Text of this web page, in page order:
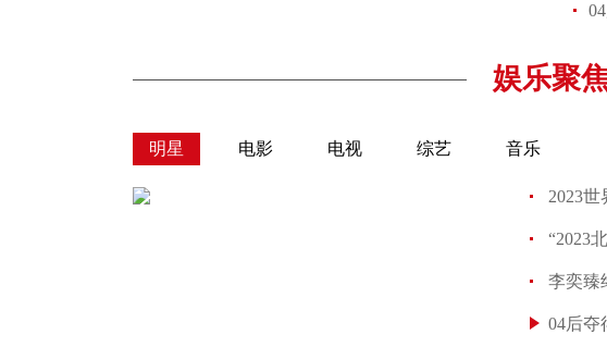
娱乐聚
明星 电影 电视 综艺 音乐
2023
“2023
李奕臻
04后夺